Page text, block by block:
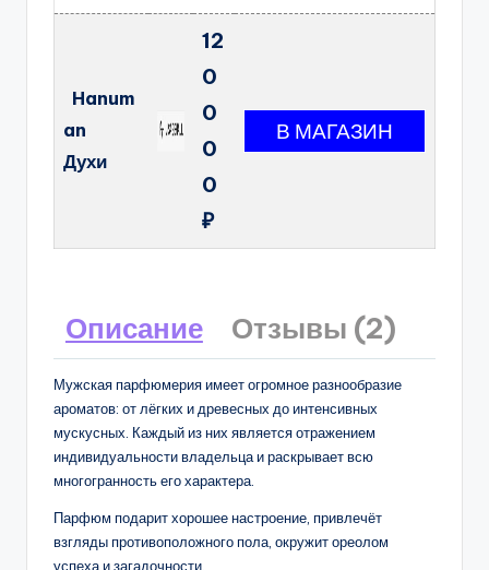
Hanum
an
Духи
12
0
0
0
0
₽
Описание Отзывы (2)
Мужская парфюмерия имеет огромное разнообразие
ароматов: от лёгких и древесных до интенсивных
мускусных. Каждый из них является отражением
индивидуальности владельца и раскрывает всю
многогранность его характера.
Парфюм подарит хорошее настроение, привлечёт
взгляды противоположного пола, окружит ореолом
успеха и загадочности.